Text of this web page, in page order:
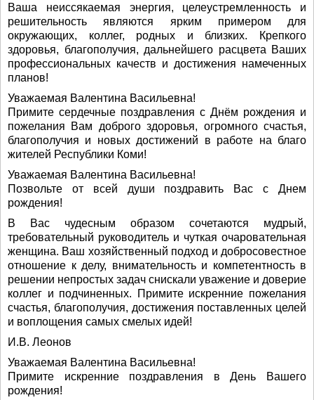
Ваша неиссякаемая энергия, целеустремленность и
решительность являются ярким примером для
окружающих, коллег, родных и близких. Крепкого
здоровья, благополучия, дальнейшего расцвета Ваших
профессиональных качеств и достижения намеченных
планов!
Уважаемая Валентина Васильевна!
Примите сердечные поздравления с Днём рождения и
пожелания Вам доброго здоровья, огромного счастья,
благополучия и новых достижений в работе на благо
жителей Республики Коми!
Уважаемая Валентина Васильевна!
Позвольте от всей души поздравить Вас с Днем
рождения!
В Вас чудесным образом сочетаются мудрый,
требовательный руководитель и чуткая очаровательная
женщина. Ваш хозяйственный подход и добросовестное
отношение к делу, внимательность и компетентность в
решении непростых задач снискали уважение и доверие
коллег и подчиненных. Примите искренние пожелания
счастья, благополучия, достижения поставленных целей
и воплощения самых смелых идей!
И.В. Леонов
Уважаемая Валентина Васильевна!
Примите искренние поздравления в День Вашего
рождения!